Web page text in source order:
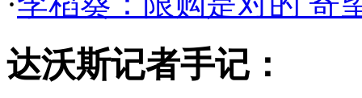
达沃斯记者手记：